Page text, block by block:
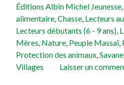
Éditions Albin Michel Jeunesse
alimentaire Chasse Lecteurs
Lecteurs débutants (6 - 9 ans)
Mères Nature Peuple Massaï,
Protection des animaux Savane
Villages
Laisser un